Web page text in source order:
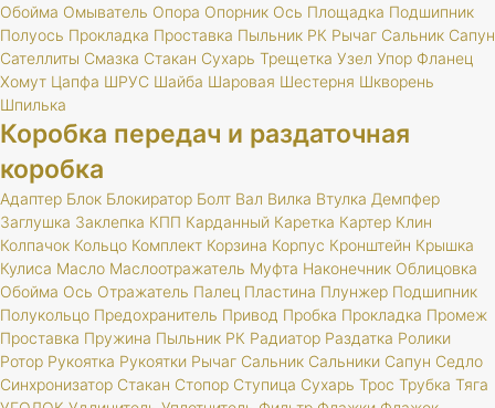
Обойма Омыватель Опора Опорник Ось Площадка Подшипник
Полуось Прокладка Проставка Пыльник РК Рычаг Сальник Сапун
Сателлиты Смазка Стакан Сухарь Трещетка Узел Упор Фланец
Хомут Цапфа ШРУС Шайба Шаровая Шестерня Шкворень
Шпилька
Коробка передач и раздаточная
коробка
Адаптер Блок Блокиратор Болт Вал Вилка Втулка Демпфер
Заглушка Заклепка КПП Карданный Каретка Картер Клин
Колпачок Кольцо Комплект Корзина Корпус Кронштейн Крышка
Кулиса Масло Маслоотражатель Муфта Наконечник Облицовка
Обойма Ось Отражатель Палец Пластина Плунжер Подшипник
Полукольцо Предохранитель Привод Пробка Прокладка Промеж
Проставка Пружина Пыльник РК Радиатор Раздатка Ролики
Ротор Рукоятка Рукоятки Рычаг Сальник Сальники Сапун Седло
Синхронизатор Стакан Стопор Ступица Сухарь Трос Трубка Тяга